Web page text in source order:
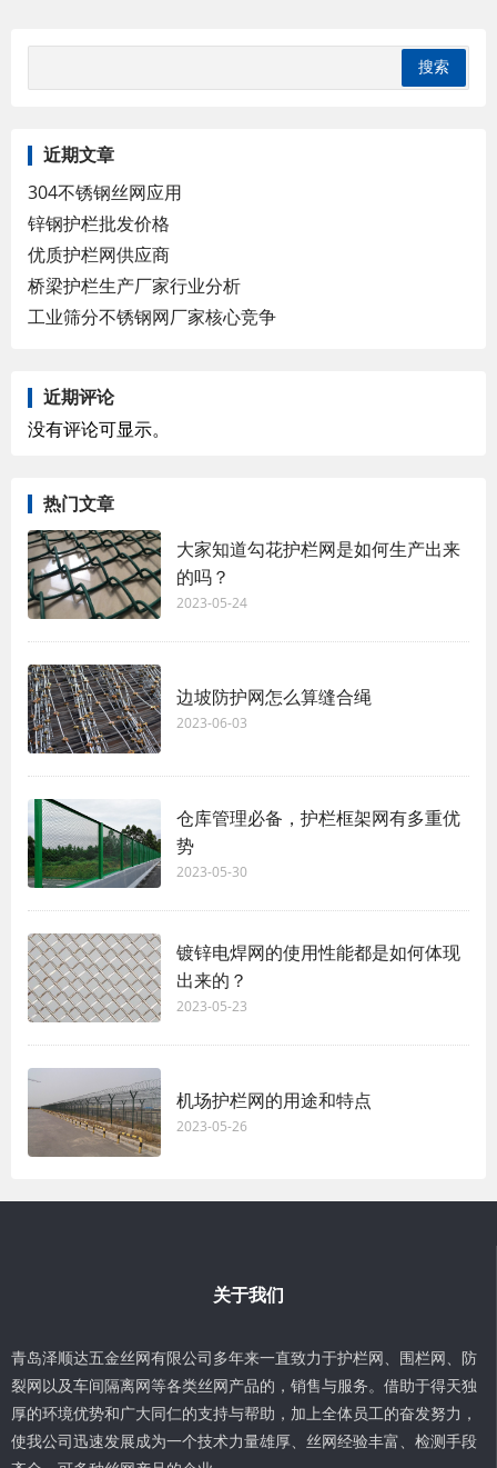
边护栏网。
近期文章
304不锈钢丝网应用
锌钢护栏批发价格
优质护栏网供应商
桥梁护栏生产厂家行业分析
工业筛分不锈钢网厂家核心竞争
近期评论
没有评论可显示。
热门文章
大家知道勾花护栏网是如何生产出来
的吗？
2023-05-24
边坡防护网怎么算缝合绳
2023-06-03
仓库管理必备，护栏框架网有多重优
势
2023-05-30
镀锌电焊网的使用性能都是如何体现
出来的？
2023-05-23
机场护栏网的用途和特点
2023-05-26
关于我们
青岛泽顺达五金丝网有限公司多年来一直致力于护栏网、围栏网、防
裂网以及车间隔离网等各类丝网产品的，销售与服务。借助于得天独
厚的环境优势和广大同仁的支持与帮助，加上全体员工的奋发努力，
使我公司迅速发展成为一个技术力量雄厚、丝网经验丰富、检测手段